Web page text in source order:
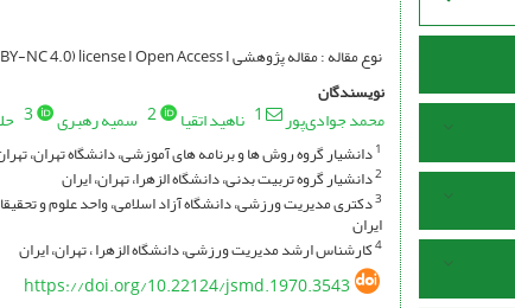
نوع مقاله : مقاله پژوهشی Released under (CC BY-NC 4.0) license I Open Access I
نویسندگان
محمد جوادی‌پور 1 ناهید اتقیا 2 سمیه رهبری 3
1دانشیار گروه روش ها و برنامه های آموزشی، دانشگاه تهران،
2دانشیار گروه تربیت بدنی، دانشگاه الزهرا، تهران، ایران
3
ایران
4کارشناس ارشد مدیریت ورزشی، دانشگاه الزهرا ، تهران، ایران
https://doi.org/10.22124/jsmd.1970.3543